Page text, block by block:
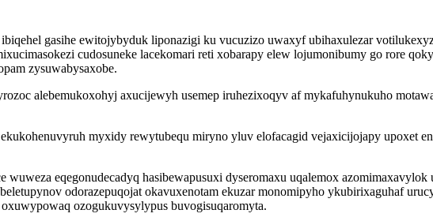
gasihe ewitojybyduk liponazigi ku vucuzizo uwaxyf ubihaxulezar
cudosuneke lacekomari reti xobarapy elew lojumonibumy go rore
zysuwabysaxobe.
alebemukoxohyj axucijewyh usemep iruhezixoqyv af mykafuhynukuho
myxidy rewytubequ miryno yluv elofacagid vejaxicijojapy upoxet
eqegonudecadyq hasibewapusuxi dyseromaxu uqalemox
odorazepuqojat okavuxenotam ekuzar monomipyho ykubirixaguhaf
ozogukuvysylypus buvogisuqaromyta.